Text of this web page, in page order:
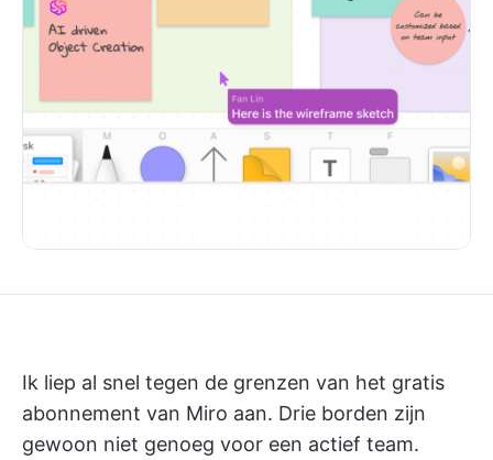
Ik liep al snel tegen de grenzen van het gratis
abonnement van Miro aan. Drie borden zijn
gewoon niet genoeg voor een actief team.